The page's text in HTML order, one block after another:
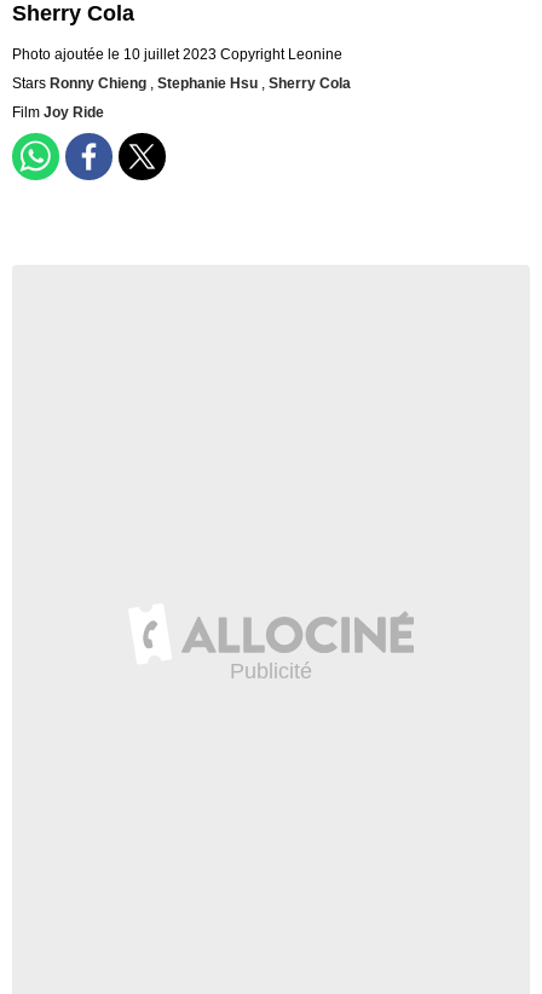
Sherry Cola
Photo ajoutée le 10 juillet 2023 Copyright Leonine
Stars Ronny Chieng , Stephanie Hsu , Sherry Cola
Film Joy Ride